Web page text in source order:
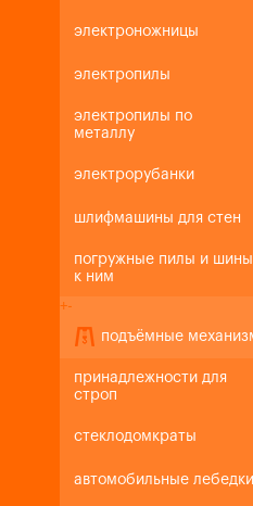
электроножницы
электропилы
электропилы по
металлу
электрорубанки
шлифмашины для стен
погружные пилы и шины
к ним
+-
подъёмные
принадлежности для
строп
стеклодомкраты
автомобильные лебедки